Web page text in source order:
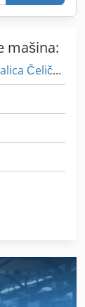
mašina:
Dizalica Nosač Nadzemnih Putujuća Dizalica Čeličnim Užetom 5 T